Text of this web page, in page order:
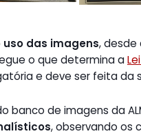
uso das imagens, desde
o que determina a
e deve ser feita da
banco de imagens da
, observando os